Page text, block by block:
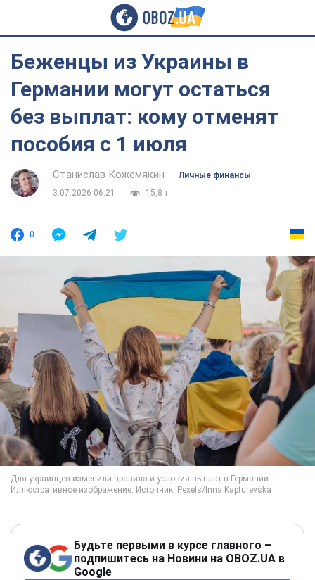
Беженцы из Украины в
Германии могут остаться
без выплат: кому отменят
пособия с 1 июля
Станислав Кожемякин
Личные финансы
3.07.2026 06:21
15,8 т.
0
Будьте первыми в курсе главного –
подпишитесь на Новини на OBOZ.UA в
Google